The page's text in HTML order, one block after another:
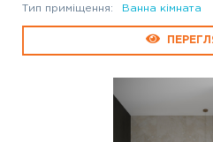
Тип приміщення:
Ванна кімната